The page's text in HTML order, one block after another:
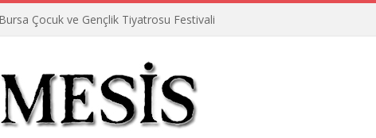
Çocuk ve Gençlik Tiyatrosu Festivali